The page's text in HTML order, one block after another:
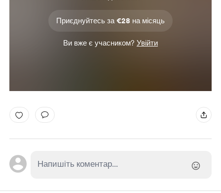
Приєднуйтесь за €28 на місяць
Ви вже є учасником? Увійти